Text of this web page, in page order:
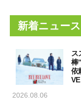
新着ニュース
ス
棒
依
2026.08.06